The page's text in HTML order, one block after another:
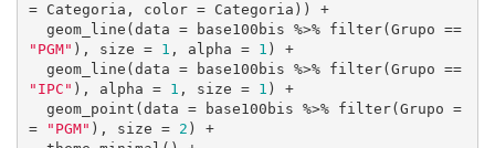
= Categoria, color = Categoria)) +
  geom_line(data = base100bis %>% filter(Grupo ==
"PGM" ), size = 1 , alpha = 1 ) +
  geom_line(data = base100bis %>% filter(Grupo ==
"IPC" ), alpha = 1 , size = 1 ) +
=
"PGM" ), size = 2 ) +